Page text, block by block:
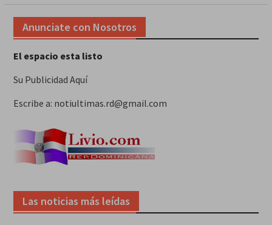
Anunciate con Nosotros
El espacio esta listo
Su Publicidad Aquí
Escribe a: notiultimas.rd@gmail.com
Las noticias más leídas